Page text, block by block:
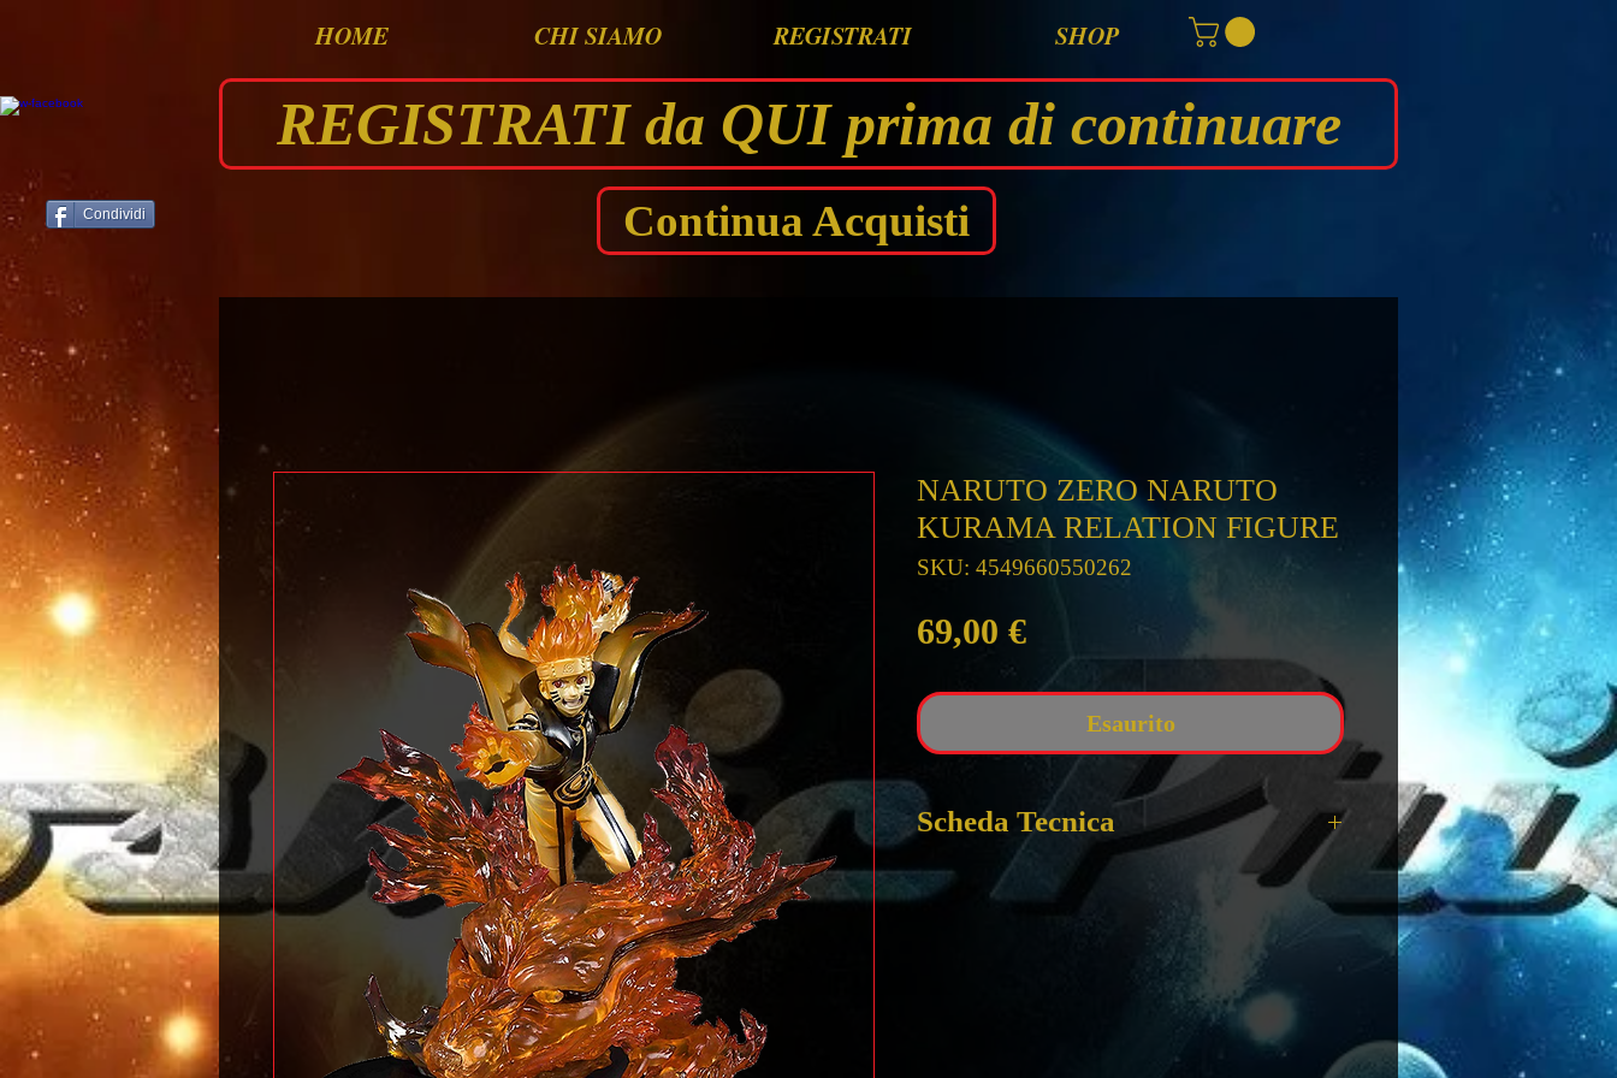
HOME CHI SIAMO REGISTRATI SHOP
REGISTRATI da QUI prima di continuare
Continua Acquisti
NARUTO ZERO NARUTO
KURAMA RELATION FIGURE
SKU: 4549660550262
69,00 €Prezzo
Esaurito
Scheda Tecnica
NARUTO ZERO NARUTO KURAMA
Condividi